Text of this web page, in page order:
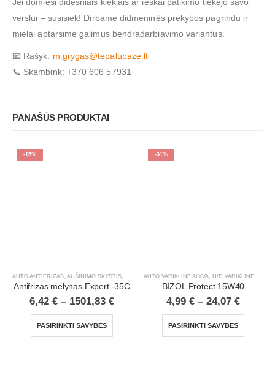
verslui – susisiek! Dirbame didmeninės prekybos pagrindu ir
mielai aptarsime galimus bendradarbiavimo variantus.
📧 Rašyk: m.grygas@tepalubaze.lt
📞 Skambink: +370 606 57931
PANAŠŪS PRODUKTAI
-15%
AUTO ANTIFRIZAS, AUŠINIMO SKYSTIS, H/D ANTIFRIZAS, AUŠINIMO SKYSTIS,LENGVIEJI
Antifrizas mėlynas Expert -35C
6,42 € – 1501,83 €
PASIRINKTI SAVYBES
-31%
AUTO VARIKLINĖ ALYVA, H/D VARIKLINĖ ALYVA
BIZOL Protect 15W40
4,99 € – 24,07 €
PASIRINKTI SAVYBES